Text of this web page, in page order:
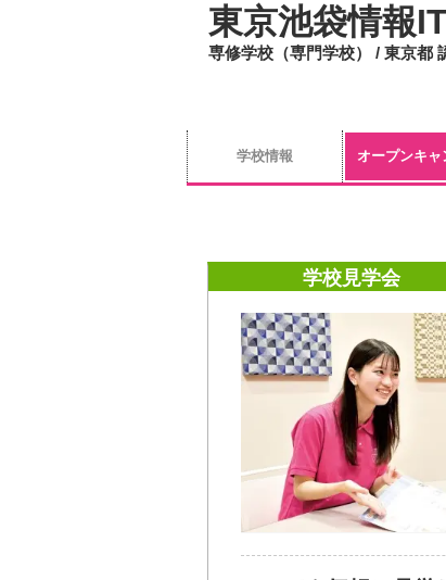
東京池袋情報
専修学校（専門学校） / 東京都
学校情報 オープンキャ
学校見学会